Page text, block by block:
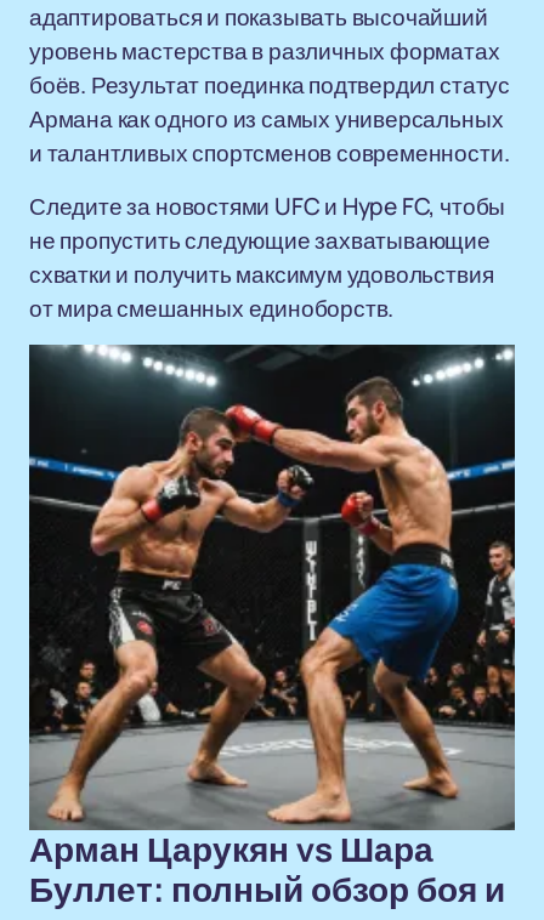
адаптироваться и показывать высочайший
уровень мастерства в различных форматах
боёв. Результат поединка подтвердил статус
Армана как одного из самых универсальных
и талантливых спортсменов современности.
Следите за новостями UFC и Hype FC, чтобы
не пропустить следующие захватывающие
схватки и получить максимум удовольствия
от мира смешанных единоборств.
Арман Царукян vs Шара
Буллет: полный обзор боя и